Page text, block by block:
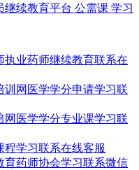
续教育平台 公需课 学习
执业药师继续教育联系在
网医学学分申请学习联
医学学分专业课学习联
学习联系在线客服
育药师协会学习联系微信